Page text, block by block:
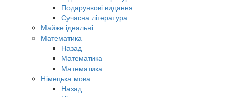
Подарункові видання
Сучасна література
Майже ідеальні
Математика
Назад
Математика
Математика
Німецька мова
Назад